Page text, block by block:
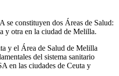
se constituyen dos Áreas de Salud:
y otra en la ciudad de Melilla.
y el Área de Salud de Melilla
del sistema sanitario
en las ciudades de Ceuta y